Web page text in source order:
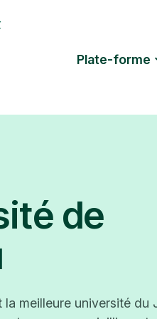
Plate-forme
de
meilleure université du